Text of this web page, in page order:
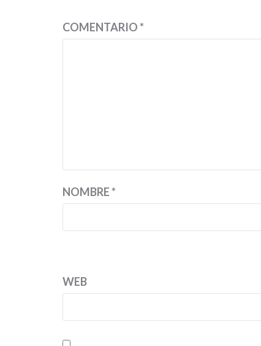
COMENTARIO*
NOMBRE*
WEB